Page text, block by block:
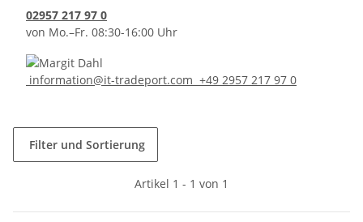
02957 217 97 0
von Mo.–Fr. 08:30-16:00 Uhr
information@it-tradeport.com +49 2957 217 97 0
Filter und Sortierung
Artikel 1 - 1 von 1